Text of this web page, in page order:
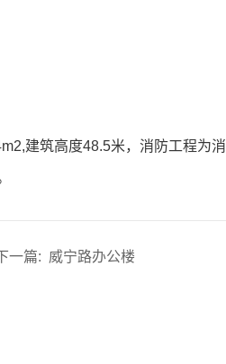
建筑高度48.5米，消防工程为
一篇: 威宁路办公楼